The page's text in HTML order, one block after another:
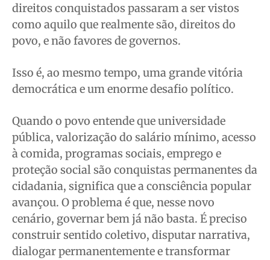
direitos conquistados passaram a ser vistos
como aquilo que realmente são, direitos do
povo, e não favores de governos.
Isso é, ao mesmo tempo, uma grande vitória
democrática e um enorme desafio político.
Quando o povo entende que universidade
pública, valorização do salário mínimo, acesso
à comida, programas sociais, emprego e
proteção social são conquistas permanentes da
cidadania, significa que a consciência popular
avançou. O problema é que, nesse novo
cenário, governar bem já não basta. É preciso
construir sentido coletivo, disputar narrativa,
dialogar permanentemente e transformar